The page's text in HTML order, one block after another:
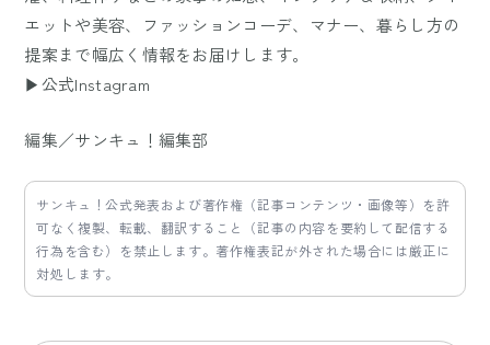
エットや美容、ファッションコーデ、マナー、暮らし方の
提案まで幅広く情報をお届けします。
▶公式Instagram
編集／サンキュ！編集部
サンキュ！公式発表および著作権（記事コンテンツ・画像等）を許
可なく複製、転載、翻訳すること（記事の内容を要約して配信する
行為を含む）を禁止します。著作権表記が外された場合には厳正に
対処します。